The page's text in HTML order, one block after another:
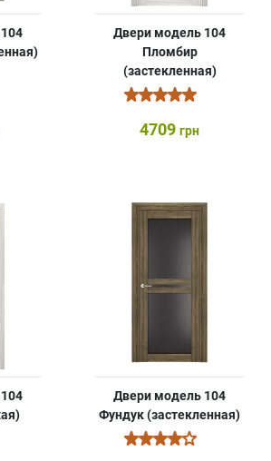
Двери модель 104
Пломбир
(застекленная)
4709 грн
Двери модель 104
Фундук (застекленная)